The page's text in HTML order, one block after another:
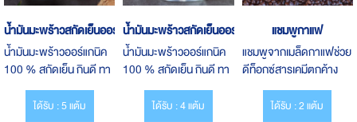
น้ำมันมะพร้าวสกัดเย็นออร์แกนิค 930 ml
น้ำมันมะพร้าวออร์แกนิค
100 % สกัดเย็น กินดี ทา
ได้ ทานง่าย หอมมะพร้า
วอ่อนๆได้รับ : 5 แต้ม
น้ำมันมะพร้าวสกัดเย็นออร์แกนิค 500 ml
น้ำมันมะพร้าวออร์แกนิค
100 % สกัดเย็น กินดี ทา
ได้ ทานง่าย หอมมะพร้า
วอ่อนๆได้รับ : 4 แต้ม
แชมพูกาแฟ
แชมพูจากเมล็ดกาแฟช่วย
ดีท็อกซ์สารเคมีตกค้าง
บริเวณเส้นผม
ได้รับ : 2 แต้ม